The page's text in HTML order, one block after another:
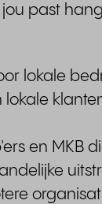
past
lokale
en MKB